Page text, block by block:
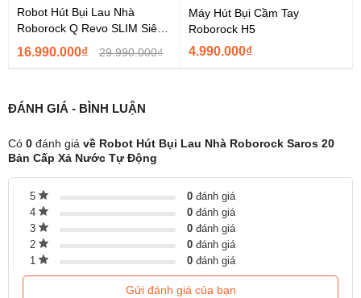
Hệ thống chống rối kép DuoDivide & FlexiArm
Lực hút mạnh nhưng vận hành êm ái
Robot Hút Bụi Lau Nhà
Roborock Q Revo SLIM Siêu
Mỏng – Bản Quốc Tế...
16.990.000₫ 29.990.000₫
Máy Hút Bụi Cầm Tay
Roborock H5
4.990.000₫
ĐÁNH GIÁ - BÌNH LUẬN
Có 0 đánh giá về Robot Hút Bụi Lau Nhà Roborock Saros 20
Bản Cấp Xả Nước Tự Động
5 0 đánh giá
4
0 đánh giá
3
0 đánh giá
2
0 đánh giá
1
0 đánh giá
Gửi đánh giá của bạn